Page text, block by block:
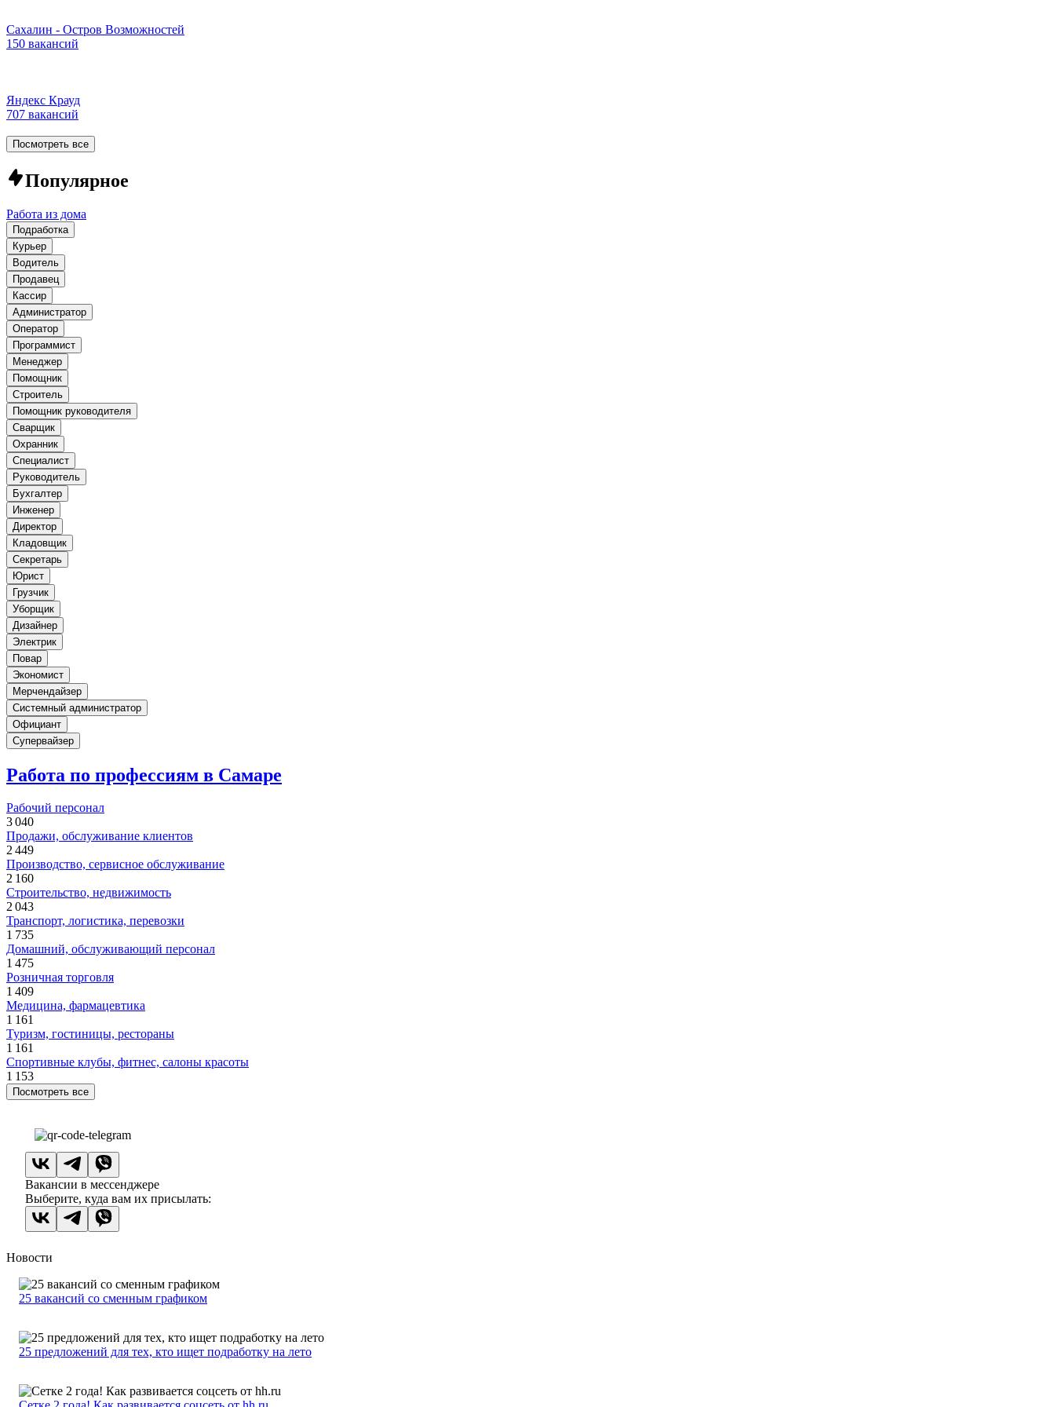
Сахалин - Остров Возможностей
150 вакансий
Яндекс Крауд
707 вакансий
Посмотреть все
Популярное
Работа из дома
Подработка
Курьер
Водитель
Продавец
Кассир
Администратор
Оператор
Программист
Менеджер
Помощник
Строитель
Помощник руководителя
Сварщик
Охранник
Специалист
Руководитель
Бухгалтер
Инженер
Директор
Кладовщик
Секретарь
Юрист
Грузчик
Уборщик
Дизайнер
Электрик
Повар
Экономист
Мерчендайзер
Системный администратор
Официант
Супервайзер
Работа по профессиям в Самаре
Рабочий персонал
3 040
Продажи, обслуживание клиентов
2 449
Производство, сервисное обслуживание
2 160
Строительство, недвижимость
2 043
Транспорт, логистика, перевозки
1 735
Домашний, обслуживающий персонал
1 475
Розничная торговля
1 409
Медицина, фармацевтика
1 161
Туризм, гостиницы, рестораны
1 161
Спортивные клубы, фитнес, салоны красоты
1 153
Посмотреть все
Вакансии в мессенджере
Выберите, куда вам их присылать:
Новости
25 вакансий со сменным графиком
25 предложений для тех, кто ищет подработку на лето